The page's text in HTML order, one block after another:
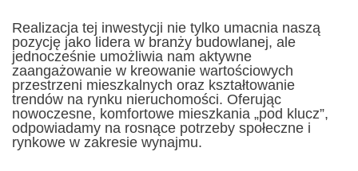
Realizacja tej inwestycji nie tylko umacnia naszą
pozycję jako lidera w branży budowlanej, ale
jednocześnie umożliwia nam aktywne
zaangażowanie w kreowanie wartościowych
przestrzeni mieszkalnych oraz kształtowanie
trendów na rynku nieruchomości. Oferując
nowoczesne, komfortowe mieszkania „pod klucz”,
odpowiadamy na rosnące potrzeby społeczne i
rynkowe w zakresie wynajmu.